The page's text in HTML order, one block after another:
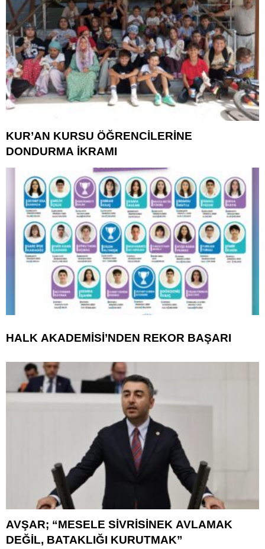
KUR’AN KURSU ÖĞRENCİLERİNE
DONDURMA İKRAMI
HALK AKADEMİSİ’NDEN REKOR BAŞARI
AVŞAR; “MESELE SİVRİSİNEK AVLAMAK
DEĞİL, BATAKLIĞI KURUTMAK”